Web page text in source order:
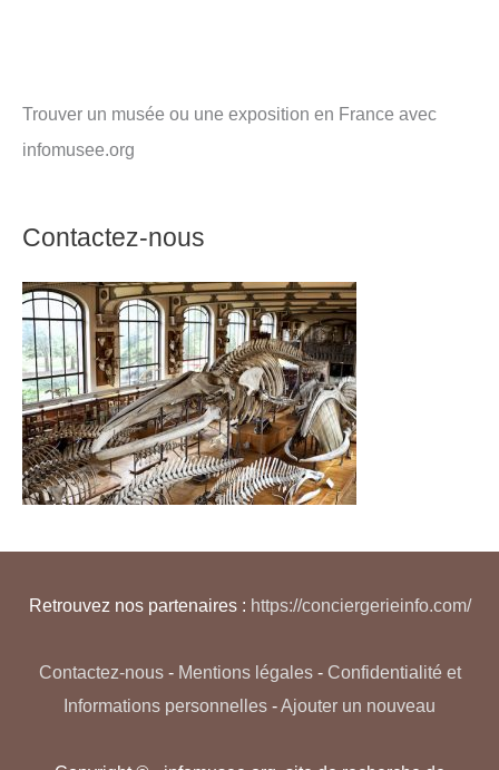
Trouver un musée ou une exposition en France avec
infomusee.org
Contactez-nous
Retrouvez nos partenaires : https://conciergerieinfo.com/
Contactez-nous- Mentions légales- Confidentialité et
Informations personnelles -Ajouter un nouveau